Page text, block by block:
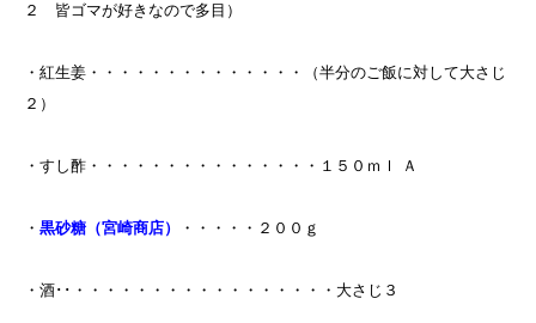
２ 皆ゴマが好きなので多目）
・紅生姜・・・・・・・・・・・・・・（半分のご飯に対して大さじ
２）
・すし酢・・・・・・・・・・・・・・・１５０ｍｌ Ａ
・ 黒砂糖（宮崎商店） ・・・・・２００ｇ
・酒･･・・・・・・・・・・・・・・・・・大さじ３